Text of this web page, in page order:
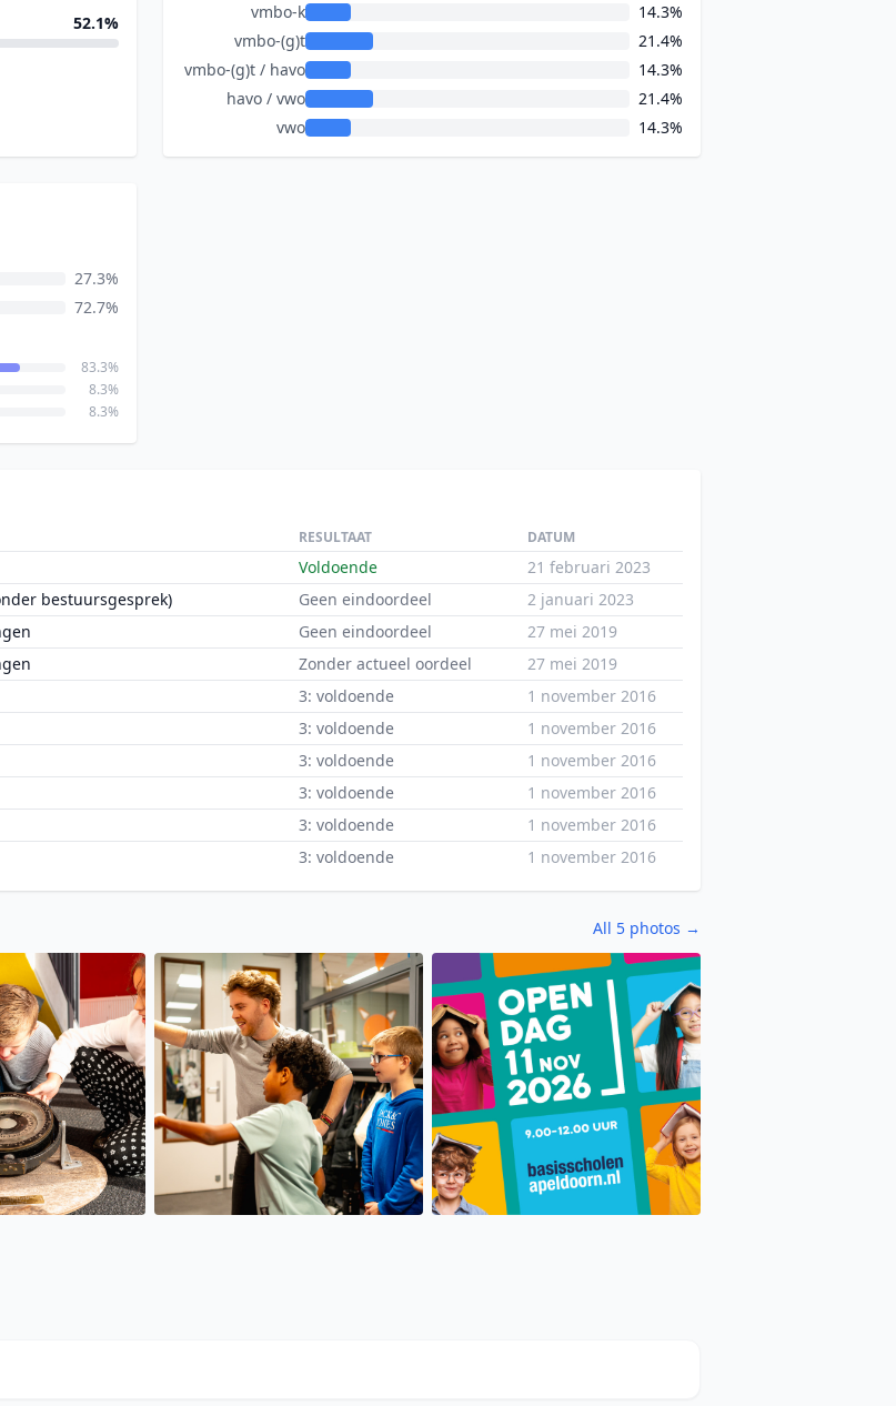
52.1%
vmbo-k
14.3%
vmbo-(g)t
21.4%
vmbo-(g)t / havo
14.3%
havo / vwo
21.4%
vwo
14.3%
27.3%
72.7%
83.3%
8.3%
8.3%
RESULTAAT DATUM
Voldoende
21 februari 2023
bestuursgesprek)
Geen eindoordeel
2 januari 2023
Geen eindoordeel
27 mei 2019
Zonder actueel oordeel
27 mei 2019
3: voldoende
1 november 2016
3: voldoende
1 november 2016
3: voldoende
1 november 2016
3: voldoende
1 november 2016
3: voldoende
1 november 2016
3: voldoende 1 november 2016
All 5 photos →